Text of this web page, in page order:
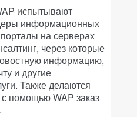
испытывают
информационных
на серверах
через которые
информацию,
и другие
Также делаются
помощью WAP заказ